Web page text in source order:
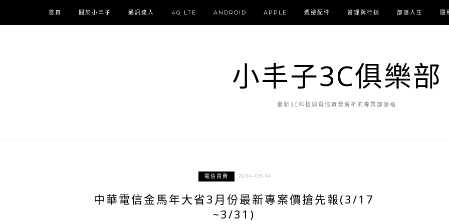
首頁 關於小丰子 通訊達人 4G LTE ANDROID APPLE 週邊配件 管理與行銷 部落人生 隱
小丰子3C俱樂部
最新3C科技與電信資費解析的專業部落格
電信資費 2014-03-14
中華電信金馬年大省3月份最新專案價搶先報(3/17
~3/31)